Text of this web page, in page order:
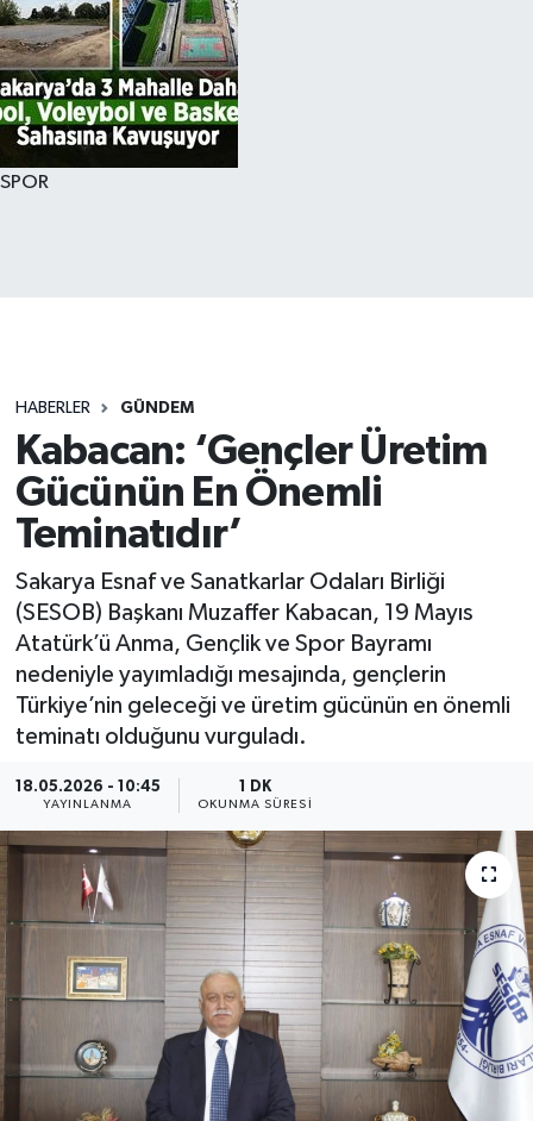
SPOR
HABERLER GÜNDEM
Kabacan: ‘Gençler Üretim
Gücünün En Önemli
Teminatıdır’
Sakarya Esnaf ve Sanatkarlar Odaları Birliği
(SESOB) Başkanı Muzaffer Kabacan, 19 Mayıs
Atatürk’ü Anma, Gençlik ve Spor Bayramı
nedeniyle yayımladığı mesajında, gençlerin
Türkiye’nin geleceği ve üretim gücünün en önemli
teminatı olduğunu vurguladı.
18.05.2026 - 10:45
YAYINLANMA
1 DK
OKUNMA SÜRESI